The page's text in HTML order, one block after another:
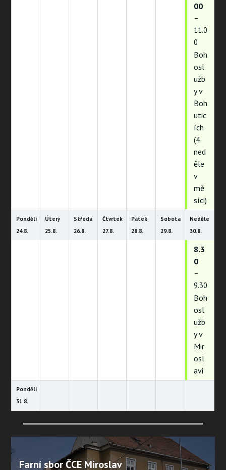
00
–
11.0
0
Boh
osl
užb
y v
Boh
utic
ích
(4.
ned
ěle
v
mě
síci)
Pondělí
24.8.
Úterý
25.8.
Středa
26.8.
Čtvrtek
27.8.
Pátek
28.8.
Sobota
29.8.
Neděle
30.8.
8.3
0
–
9.30
Boh
osl
užb
y v
Mir
osl
avi
Pondělí
31.8.
Farní sbor ČCE Miroslav